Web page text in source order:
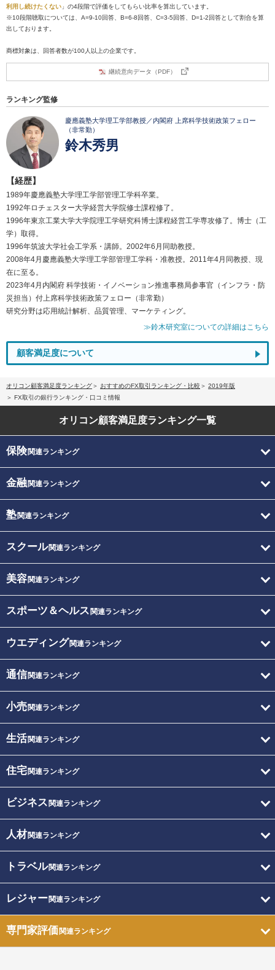
利用し続けたくない 」の4段階で評価をしてもらい比率を算出しています。
※10段階聴取については、A=9-10回答、B=6-8回答、C=3-5回答、D=1-2回答として割合を算
出しております。
商標対象は、回答者数が100人以上の企業です。
継続意向データ（PDF）
ランキング監修
慶應義塾大学理工学部教授／内閣府 上席科学技術政策フェロー
（非常勤）
鈴木秀男
【経歴】
1989年慶應義塾大学理工学部管理工学科卒業。
1992年ロチェスター大学経営大学院修士課程修了。
1996年東京工業大学大学院理工学研究科博士課程経営工学専攻修了。博士（工
学）取得。
1996年筑波大学社会工学系・講師。2002年6月同助教授。
2008年4月慶應義塾大学理工学部管理工学科・准教授。2011年4月同教授、現
在に至る。
2023年4月内閣府 科学技術・イノベーション推進事務局参事官（インフラ・防
災担当）付上席科学技術政策フェロー（非常勤）
研究分野は応用統計解析、品質管理、マーケティング。
≫鈴木研究室についての詳細はこちら
顧客満足度について
オリコン顧客満足度ランキング おすすめのFX取引ランキング・比較
2019年版
FX取引の銀行ランキング・口コミ情報
オリコン顧客満足度ランキング一覧
保険関連ランキング
金融関連ランキング
塾関連ランキング
スクール関連ランキング
美容関連ランキング
スポーツ＆ヘルス 関連ランキング
ウエディング関連ランキング
通信関連ランキング
小売関連ランキング
生活関連ランキング
住宅関連ランキング
ビジネス 関連ランキング
人材関連ランキング
トラベル関連ランキング
レジャー関連ランキング
専門家評価関連ランキング